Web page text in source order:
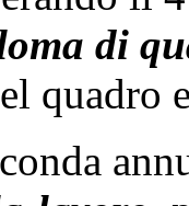
di
quadro